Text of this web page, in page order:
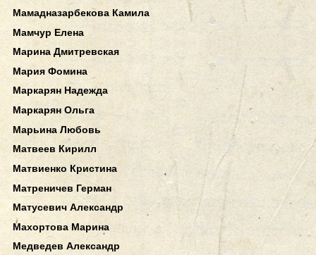
Мамадназарбекова Камила
Мамчур Елена
Марина Дмитревская
Мария Фомина
Маркарян Надежда
Маркарян Ольга
Марьина Любовь
Матвеев Кирилл
Матвиенко Кристина
Матреничев Герман
Матусевич Александр
Махортова Марина
Медведев Александр